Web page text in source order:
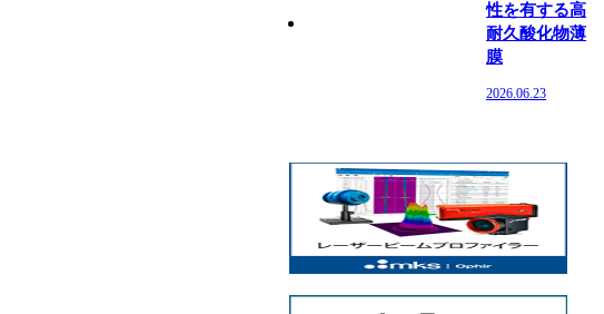
性を有する高
耐久酸化物薄
膜
2026.06.23